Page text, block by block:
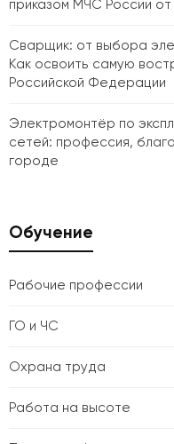
приказом МЧС России от
Сварщик: от выбора
Как освоить самую
Российской Федерации
Электромонтёр по
сетей: профессия,
городе
Обучение
Рабочие профессии
ГО и ЧС
Охрана труда
Работа на высоте